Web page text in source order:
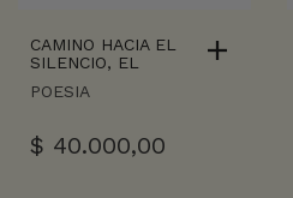
CAMINO HACIA EL
SILENCIO, EL
POESIA
$ 40.000,00